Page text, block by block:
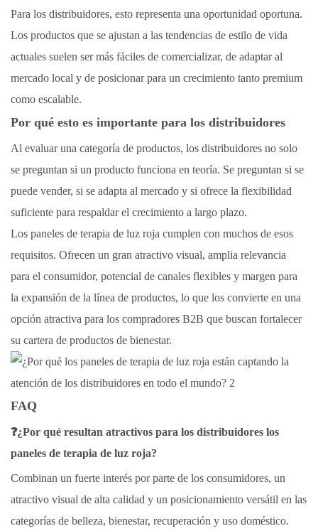
Para los distribuidores, esto representa una oportunidad oportuna.
Los productos que se ajustan a las tendencias de estilo de vida
actuales suelen ser más fáciles de comercializar, de adaptar al
mercado local y de posicionar para un crecimiento tanto premium
como escalable.
Por qué esto es importante para los distribuidores
Al evaluar una categoría de productos, los distribuidores no solo
se preguntan si un producto funciona en teoría. Se preguntan si se
puede vender, si se adapta al mercado y si ofrece la flexibilidad
suficiente para respaldar el crecimiento a largo plazo.
Los paneles de terapia de luz roja cumplen con muchos de esos
requisitos. Ofrecen un gran atractivo visual, amplia relevancia
para el consumidor, potencial de canales flexibles y margen para
la expansión de la línea de productos, lo que los convierte en una
opción atractiva para los compradores B2B que buscan fortalecer
su cartera de productos de bienestar.
FAQ
❓¿Por qué resultan atractivos para los distribuidores los
paneles de terapia de luz roja?
Combinan un fuerte interés por parte de los consumidores, un
atractivo visual de alta calidad y un posicionamiento versátil en las
categorías de belleza, bienestar, recuperación y uso doméstico.